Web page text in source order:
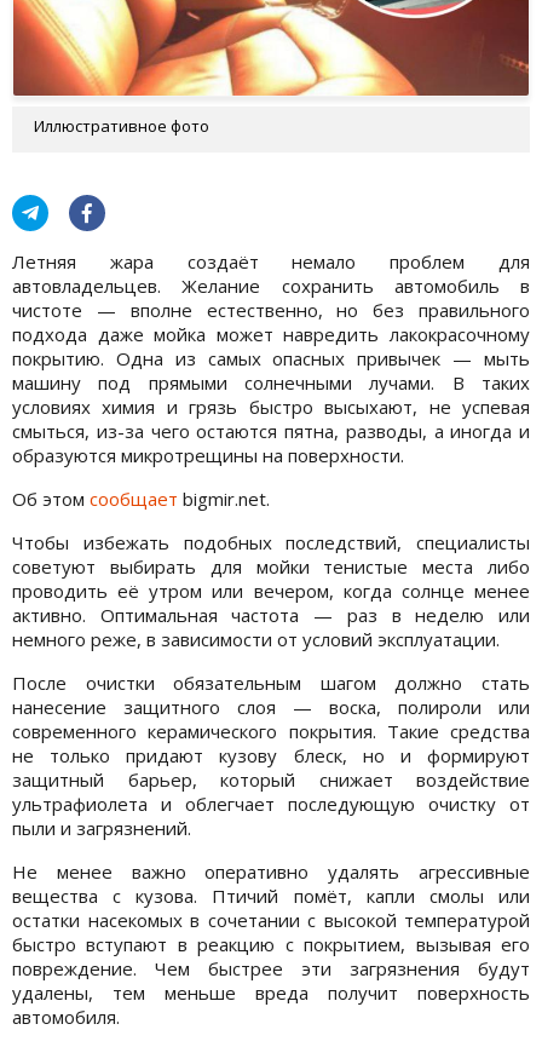
Иллюстративное фото
Летняя жара создаёт немало проблем для
автовладельцев. Желание сохранить автомобиль в
чистоте — вполне естественно, но без правильного
подхода даже мойка может навредить лакокрасочному
покрытию. Одна из самых опасных привычек — мыть
машину под прямыми солнечными лучами. В таких
условиях химия и грязь быстро высыхают, не успевая
смыться, из-за чего остаются пятна, разводы, а иногда и
образуются микротрещины на поверхности.
Об этом сообщает bigmir.net.
Чтобы избежать подобных последствий, специалисты
советуют выбирать для мойки тенистые места либо
проводить её утром или вечером, когда солнце менее
активно. Оптимальная частота — раз в неделю или
немного реже, в зависимости от условий эксплуатации.
После очистки обязательным шагом должно стать
нанесение защитного слоя — воска, полироли или
современного керамического покрытия. Такие средства
не только придают кузову блеск, но и формируют
защитный барьер, который снижает воздействие
ультрафиолета и облегчает последующую очистку от
пыли и загрязнений.
Не менее важно оперативно удалять агрессивные
вещества с кузова. Птичий помёт, капли смолы или
остатки насекомых в сочетании с высокой температурой
быстро вступают в реакцию с покрытием, вызывая его
повреждение. Чем быстрее эти загрязнения будут
удалены, тем меньше вреда получит поверхность
автомобиля.